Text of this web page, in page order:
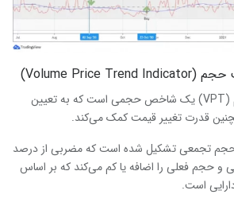
شاخص روند قیمت حجم (VPT) یک شاخص حجمی است که به تعیین
قدرت تغییر قیمت کمک می‌کند.
حجم تجمعی تشکیل شده است که مضربی از درصد
و حجم فعلی را اضافه یا کم می‌کند که بر اساس
است.